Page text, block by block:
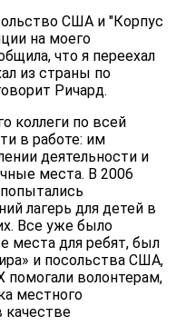
США и "Корпус
на моего
что я переехал
из страны по
Ричард.
коллеги по всей
в работе: им
деятельности и
места. В 2006
лагерь для детей в
Все уже было
места для ребят, был
и посольства США,
волонтерам,
местного
качестве